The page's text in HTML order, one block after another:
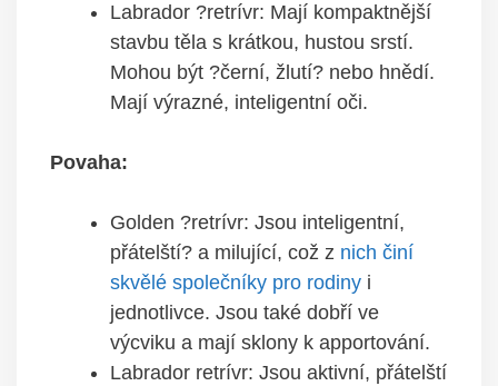
Labrador ?retrívr: Mají kompaktnější
stavbu těla s krátkou, hustou srstí.
Mohou být ?černí, žlutí? nebo hnědí.
Mají výrazné, inteligentní oči.
Povaha:
Golden ?retrívr: Jsou inteligentní,
přátelští? a milující, což z nich činí
skvělé společníky pro rodiny i
jednotlivce. Jsou také dobří ve
výcviku a mají sklony k apportování.
Labrador retrívr: Jsou aktivní, přátelští